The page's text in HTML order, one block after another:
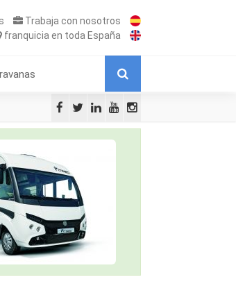
Trabaja con nosotros
franquicia en toda España